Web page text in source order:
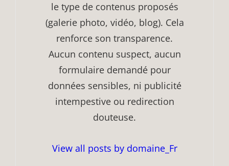
le type de contenus proposés
(galerie photo, vidéo, blog). Cela
renforce son transparence.
Aucun contenu suspect, aucun
formulaire demandé pour
données sensibles, ni publicité
intempestive ou redirection
douteuse.
View all posts by domaine_Fr